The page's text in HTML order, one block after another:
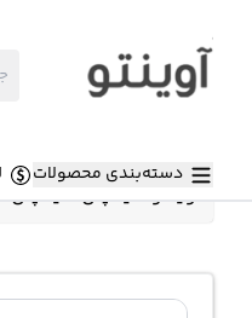
دسته‌بندی محصولات
آوینتو»یخچال»یخچال